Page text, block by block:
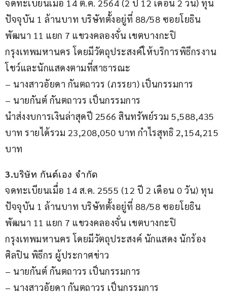
จดทะเบียนเมื่อ 14 ต.ค. 2564 (2 ปี 12 เดือน 2 วัน) ทุน
ปัจจุบัน 1 ล้านบาท บริษัทตั้งอยู่ที่ 88/58 ซอยโยธิน
พัฒนา 11 แยก 7 แขวงคลองจั่น เขตบางกะปิ
กรุงเทพมหานคร โดยมีวัตถุประสงค์ให้บริการพิธีกรงาน
โชว์และนักแสดงตามที่สาธารณะ
– นางสาวอัยดา กันตถาวร (ภรรยา) เป็นกรรมการ
– นายกันต์ กันตถาวร เป็นกรรมการ
นำส่งงบการเงินล่าสุดปี 2566 สินทรัพย์รวม 5,588,435
บาท รายได้รวม 23,208,050 บาท กำไรสุทธิ 2,154,215
บาท
3.บริษัท กันต์เอง จำกัด
จดทะเบียนเมื่อ 14 ส.ค. 2555 (12 ปี 2 เดือน 0 วัน) ทุน
ปัจจุบัน 1 ล้านบาท บริษัทตั้งอยู่ที่ 88/58 ซอยโยธิน
พัฒนา 11 แยก 7 แขวงคลองจั่น เขตบางกะปิ
กรุงเทพมหานคร โดยมีวัตถุประสงค์ นักแสดง นักร้อง
ศิลปิน พิธีกร ผู้ประกาศข่าว
– นายกันต์ กันตถาวร เป็นกรรมการ
– นางสาวอัยดา กันตถาวร เป็นกรรมการ